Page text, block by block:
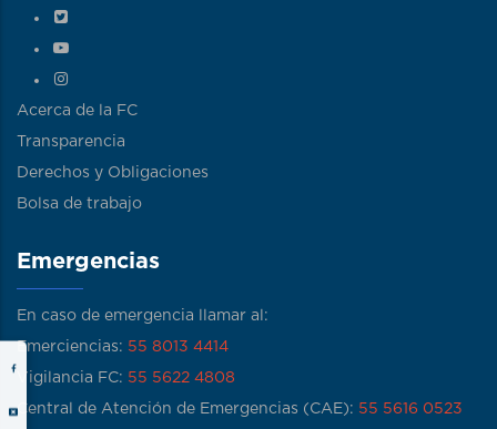
Acerca de la FC
Transparencia
Derechos y Obligaciones
Bolsa de trabajo
Emergencias
En caso de emergencia llamar al:
Emerciencias: 55 8013 4414
Vigilancia FC: 55 5622 4808
Central de Atención de Emergencias (CAE): 55 5616 0523